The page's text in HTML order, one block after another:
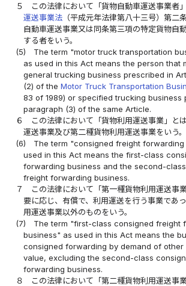
５
この法律において「貨物自動車運送事業者
運送事業法 （平成元年法律第八十三号）第二
自動車運送事業又は同条第三項の特定貨物自
する者をいう。
(5)
The term "motor truck transportation
as used in this Act means the person that
general trucking business prescribed in
(2) of theMotor Truck Transportation
83 of 1989) or specified trucking business
paragraph (3) of the same Article.
６
この法律において「貨物利用運送事業」と
運送事業及び第二種貨物利用運送事業をいう。
(6)
The term "consigned freight forwarding
used in this Act means the first-class
forwarding business and the second-
freight forwarding business.
７
この法律において「第一種貨物利用運送事
要に応じ、有償で、利用運送を行う事業であ
用運送事業以外のものをいう。
(7)
The term "first-class consigned freight
business" as used in this Act means the
consigned forwarding by demand of
value, excluding the second-class
forwarding business.
８
この法律において「第二種貨物利用運送事